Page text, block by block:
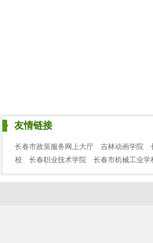
友情链接
长春市政策服务网上大厅 吉林动画学院
校
长春职业技术学院 长春市机械工业学